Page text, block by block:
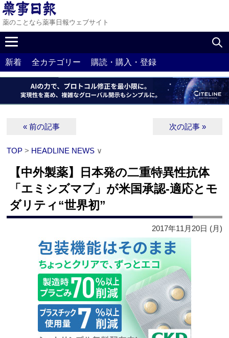
薬のことなら薬事日報ウェブサイト
新着 全カテゴリー 購読・購入・登録
« 前の記事 次の記事 »
TOP > HEADLINE NEWS ∨
【中外製薬】日本発の二重特異性抗体
「エミシズマブ」が米国承認‐適応とモ
ダリティ“世界初”
2017年11月20日 (月)